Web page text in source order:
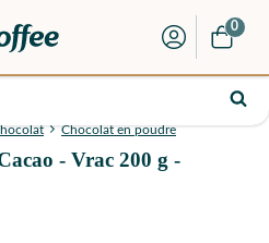
0
Chocolat en poudre
- Vrac 200 g -